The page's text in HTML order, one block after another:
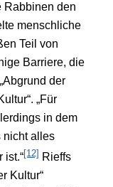
Rabbinen den
menschliche
Teil von
Barriere, die
der
„Für
in dem
nicht alles
ist.“[12] Rieffs
Kultur“